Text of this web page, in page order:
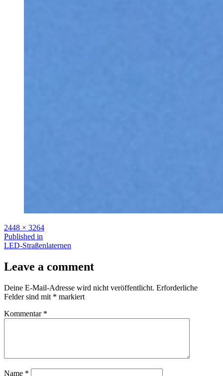
Full
size
2448 × 3264
Beitragsnavigation
Published in
LED-Straßenlaternen
Leave a comment
Deine E-Mail-Adresse wird nicht veröffentlicht. Erforderliche
Felder sind mit * markiert
Kommentar *
Name *